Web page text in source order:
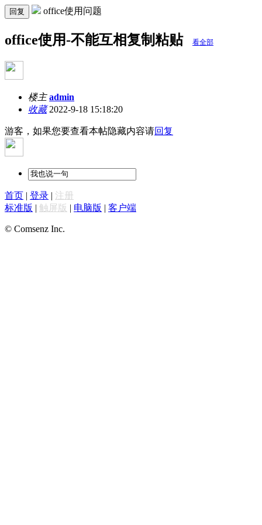
回复 office使用问题
office使用-不能互相复制粘贴 看全部
楼主 admin
收藏2022-9-18 15:18:20
游客，如果您要查看本帖隐藏内容请回复
首页 | 登录 | 注册
标准版 | 触屏版 | 电脑版 | 客户端
© Comsenz Inc.